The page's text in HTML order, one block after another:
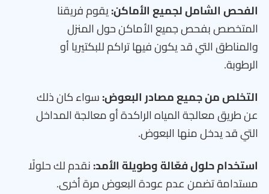
الفحص الشامل لجميع الأماكن:يقوم فريقنا
المتخصص بفحص جميع الأماكن حول المنزل
والمناطق التي قد يكون فيها تراكم للبكتيريا أو
الرطوبة.
التخلص من جميع مصادر البعوض:سواء كان ذلك
عن طريق معالجة المياه الراكدة أو معالجة المداخل
التي قد يدخل منها البعوض.
استخدام حلول فعّالة وطويلة الأمد:نقدم لك حلولًا
مستدامة تضمن عدم عودة البعوض مرة أخرى.